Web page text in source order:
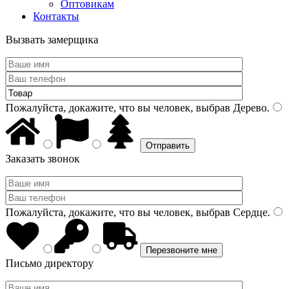
Оптовикам
Контакты
Вызвать замерщика
Пожалуйста, докажите, что вы человек, выбрав Дерево.
Заказать звонок
Пожалуйста, докажите, что вы человек, выбрав Сердце.
Письмо директору